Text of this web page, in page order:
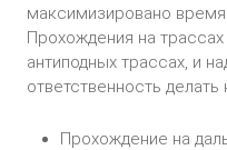
максимизировано
Прохождения на
антиподных трассах, и
ответственность
Прохождение на